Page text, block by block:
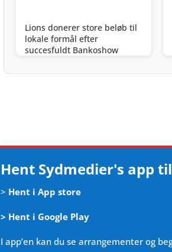
Lions donerer store beløb til
lokale formål efter
succesfuldt Bankoshow
Hent Sydmedier's app
> Hent i App store
> Hent i Google Play
I app’en kan du se arrangementer og